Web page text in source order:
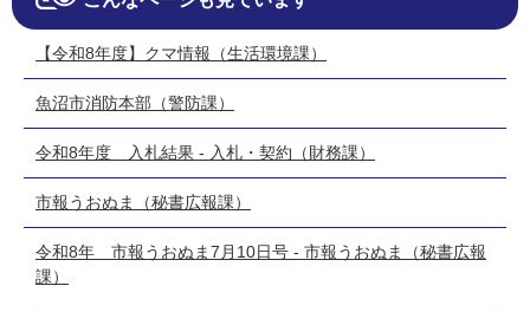
【令和8年度】クマ情報（生活環境課）
魚沼市消防本部（警防課）
令和8年度 入札結果 - 入札・契約（財務課）
市報うおぬま（秘書広報課）
令和8年 市報うおぬま7月10日号 - 市報うおぬま（秘書広報
課）